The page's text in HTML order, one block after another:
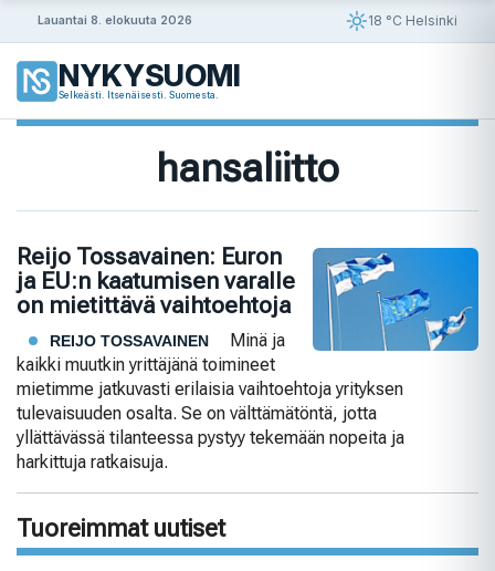
Lauantai 8. elokuuta 2026 18 °C Helsinki
NYKYSUOMI
Selkeästi. Itsenäisesti. Suomesta.
hansaliitto
Reijo Tossavainen: Euron
ja EU:n kaatumisen varalle
on mietittävä vaihtoehtoja
REIJO TOSSAVAINEN
Minä ja
kaikki muutkin yrittäjänä toimineet
mietimme jatkuvasti erilaisia vaihtoehtoja yrityksen
tulevaisuuden osalta. Se on välttämätöntä, jotta
yllättävässä tilanteessa pystyy tekemään nopeita ja
harkittuja ratkaisuja.
Tuoreimmat uutiset